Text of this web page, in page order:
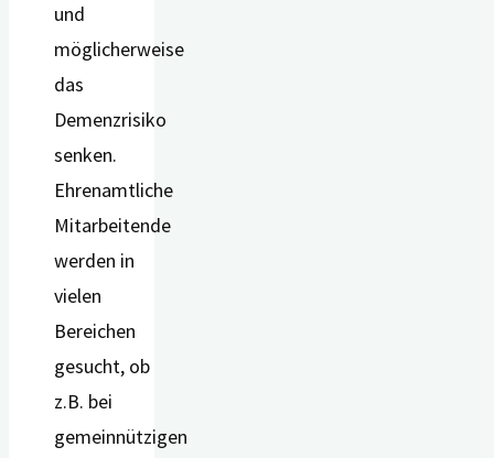
und
möglicherweise
das
Demenzrisiko
senken.
Ehrenamtliche
Mitarbeitende
werden in
vielen
Bereichen
gesucht, ob
z.B. bei
gemeinnützigen